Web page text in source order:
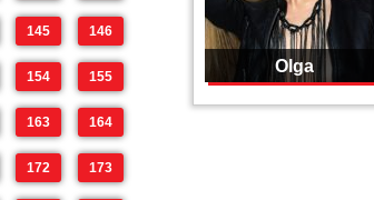
Olga
145 146
154 155
163 164
172 173